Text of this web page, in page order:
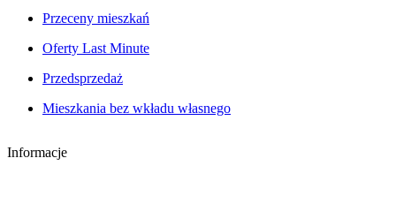
Przeceny mieszkań
Oferty Last Minute
Przedsprzedaż
Mieszkania bez wkładu własnego
Informacje